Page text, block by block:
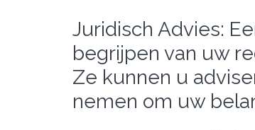
Juridisch Advies:
begrijpen van uw
Ze kunnen u
nemen om uw